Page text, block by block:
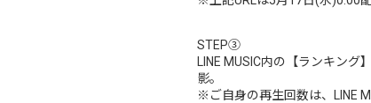
STEP③
LINE MUSIC内の【ランキング
影。
※ご自身の再生回数は、LINE